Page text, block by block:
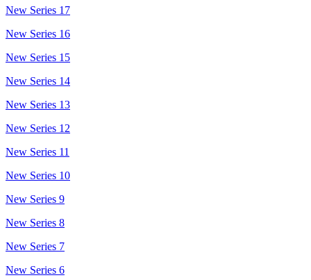
New Series 17
New Series 16
New Series 15
New Series 14
New Series 13
New Series 12
New Series 11
New Series 10
New Series 9
New Series 8
New Series 7
New Series 6